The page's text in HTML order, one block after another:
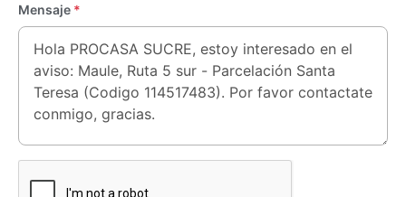
Mensaje *